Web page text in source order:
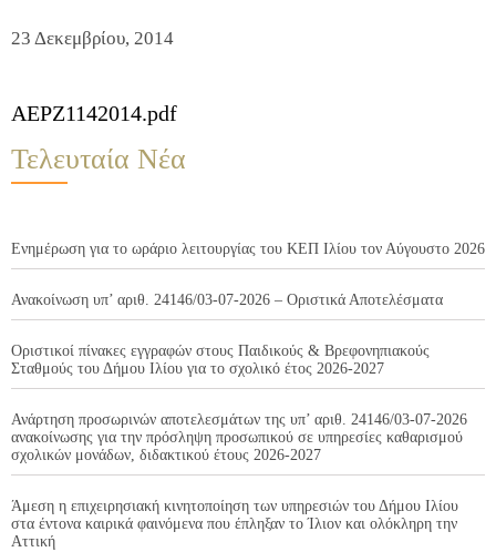
23 Δεκεμβρίου, 2014
AEPZ1142014.pdf
Τελευταία Νέα
Ενημέρωση για το ωράριο λειτουργίας του ΚΕΠ Ιλίου τον Αύγουστο 2026
Ανακοίνωση υπ’ αριθ. 24146/03-07-2026 – Οριστικά Αποτελέσματα
Οριστικοί πίνακες εγγραφών στους Παιδικούς & Βρεφονηπιακούς
Σταθμούς του Δήμου Ιλίου για το σχολικό έτος 2026-2027
Ανάρτηση προσωρινών αποτελεσμάτων της υπ’ αριθ. 24146/03-07-2026
ανακοίνωσης για την πρόσληψη προσωπικού σε υπηρεσίες καθαρισμού
σχολικών μονάδων, διδακτικού έτους 2026-2027
Άμεση η επιχειρησιακή κινητοποίηση των υπηρεσιών του Δήμου Ιλίου
στα έντονα καιρικά φαινόμενα που έπληξαν το Ίλιον και ολόκληρη την
Αττική